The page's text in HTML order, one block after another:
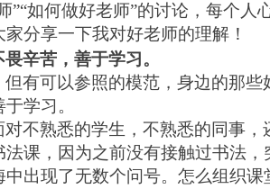
”“如何做好老师”的讨论，每个人
分享一下我对好老师的理解！
辛苦，善于学习。
有可以参照的模范，身边的那
学习。
不熟悉的学生，不熟悉的同事，
法课，因为之前没有接触过书法
出现了无数个问号。怎么组织